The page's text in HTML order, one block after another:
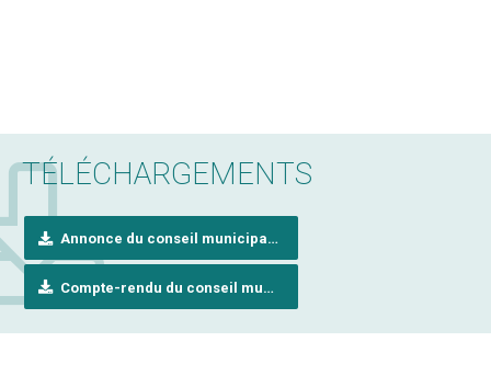
TÉLÉCHARGEMENTS
Annonce du conseil municipal (20 juin 2019)
Compte-rendu du conseil municipal (20 juin 2019)